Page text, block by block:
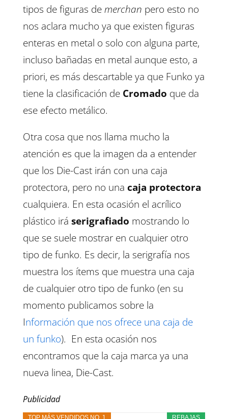
tipos de figuras demerchan pero esto no
nos aclara mucho ya que existen figuras
enteras en metal o solo con alguna parte,
incluso bañadas en metal aunque esto, a
priori, es más descartable ya que Funko ya
tiene la clasificación de Cromado que da
ese efecto metálico.
Otra cosa que nos llama mucho la
atención es que la imagen da a entender
que los Die-Cast irán con una caja
protectora, pero no una caja protectora
cualquiera. En esta ocasión el acrílico
plástico irá serigrafiado mostrando lo
que se suele mostrar en cualquier otro
tipo de funko. Es decir, la serigrafía nos
muestra los ítems que muestra una caja
de cualquier otro tipo de funko (en su
momento publicamos sobre la
Información que nos ofrece una caja de
un funko). En esta ocasión nos
encontramos que la caja marca ya una
nueva linea, Die-Cast.
Publicidad